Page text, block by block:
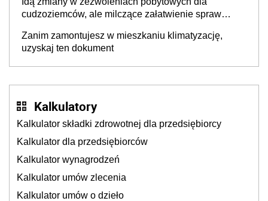
to realny problem
cudzoziemców, ale milczące załatwienie spraw
Zanim zamontujesz w mieszkaniu klimatyzację,
uzyskaj ten dokument
Kalkulatory
Kalkulator składki zdrowotnej dla przedsiębiorcy
Kalkulator dla przedsiębiorców
Kalkulator wynagrodzeń
Kalkulator umów zlecenia
Kalkulator umów o dzieło